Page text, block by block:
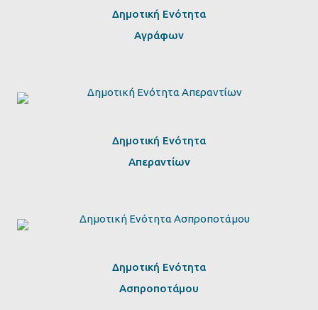
Δημοτική Ενότητα
Αγράφων
Δημοτική Ενότητα
Απεραντίων
Δημοτική Ενότητα
Ασπροποτάμου